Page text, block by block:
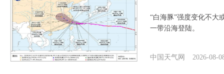
“白海豚”强度变化不大
一带沿海登陆。
中国天气网 2026-08-